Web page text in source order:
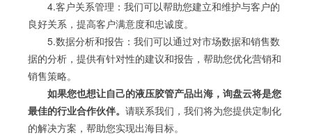
4.客户关系管理：我们可以帮助您建立和维护与客户的
良好关系，提高客户满意度和忠诚度。
5.数据分析和报告：我们可以通过对市场数据和销售数
据的分析，提供有针对性的建议和报告，帮助您优化营销和
销售策略。
如果您也想让自己的液压胶管产品出海，询盘云将是您
最佳的行业合作伙伴。 请联系我们，我们将为您提供定制化
的解决方案，帮助您实现出海目标。